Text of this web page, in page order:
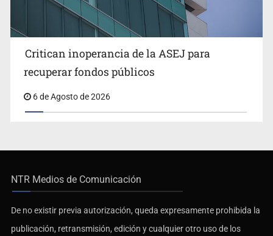
Critican inoperancia de la ASEJ para
recuperar fondos públicos
6 de Agosto de 2026
NTR Medios de Comunicación
De no existir previa autorización, queda expresamente prohibida la
publicación, retransmisión, edición y cualquier otro uso de los